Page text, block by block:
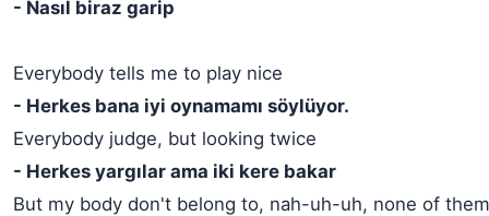
- Nasıl biraz garip
Everybody tells me to play nice
- Herkes bana iyi oynamamı söylüyor.
Everybody judge, but looking twice
- Herkes yargılar ama iki kere bakar
But my body don't belong to, nah-uh-uh, none of